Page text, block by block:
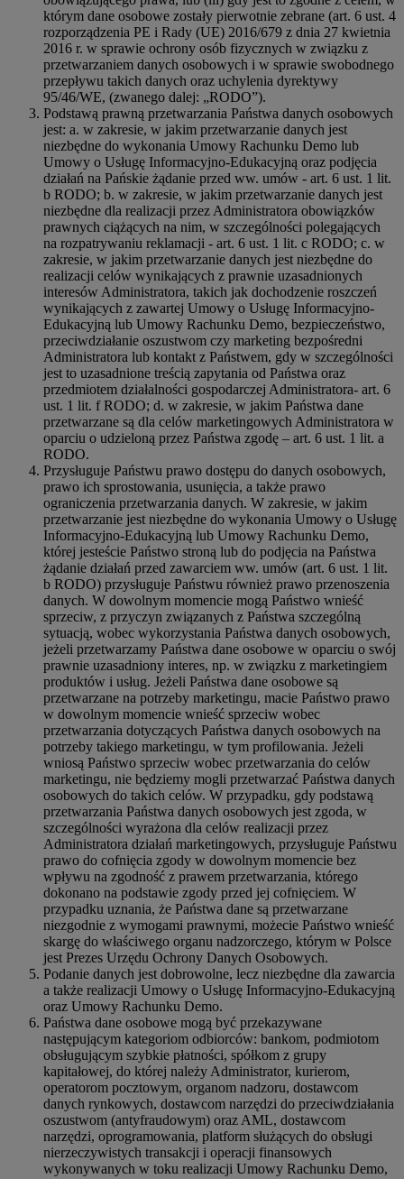
którym dane osobowe zostały pierwotnie zebrane (art. 6 ust. 4
rozporządzenia PE i Rady (UE) 2016/679 z dnia 27 kwietnia
2016 r. w sprawie ochrony osób fizycznych w związku z
przetwarzaniem danych osobowych i w sprawie swobodnego
przepływu takich danych oraz uchylenia dyrektywy
95/46/WE, (zwanego dalej: „RODO”).
Podstawą prawną przetwarzania Państwa danych osobowych
jest: a. w zakresie, w jakim przetwarzanie danych jest
niezbędne do wykonania Umowy Rachunku Demo lub
Umowy o Usługę Informacyjno-Edukacyjną oraz podjęcia
działań na Pańskie żądanie przed ww. umów - art. 6 ust. 1 lit.
b RODO; b. w zakresie, w jakim przetwarzanie danych jest
niezbędne dla realizacji przez Administratora obowiązków
prawnych ciążących na nim, w szczególności polegających
na rozpatrywaniu reklamacji - art. 6 ust. 1 lit. c RODO; c. w
zakresie, w jakim przetwarzanie danych jest niezbędne do
realizacji celów wynikających z prawnie uzasadnionych
interesów Administratora, takich jak dochodzenie roszczeń
wynikających z zawartej Umowy o Usługę Informacyjno-
Edukacyjną lub Umowy Rachunku Demo, bezpieczeństwo,
przeciwdziałanie oszustwom czy marketing bezpośredni
Administratora lub kontakt z Państwem, gdy w szczególności
jest to uzasadnione treścią zapytania od Państwa oraz
przedmiotem działalności gospodarczej Administratora- art. 6
ust. 1 lit. f RODO; d. w zakresie, w jakim Państwa dane
przetwarzane są dla celów marketingowych Administratora w
oparciu o udzieloną przez Państwa zgodę – art. 6 ust. 1 lit. a
RODO.
Przysługuje Państwu prawo dostępu do danych osobowych,
prawo ich sprostowania, usunięcia, a także prawo
ograniczenia przetwarzania danych. W zakresie, w jakim
przetwarzanie jest niezbędne do wykonania Umowy o Usługę
Informacyjno-Edukacyjną lub Umowy Rachunku Demo,
której jesteście Państwo stroną lub do podjęcia na Państwa
żądanie działań przed zawarciem ww. umów (art. 6 ust. 1 lit.
b RODO) przysługuje Państwu również prawo przenoszenia
danych. W dowolnym momencie mogą Państwo wnieść
sprzeciw, z przyczyn związanych z Państwa szczególną
sytuacją, wobec wykorzystania Państwa danych osobowych,
jeżeli przetwarzamy Państwa dane osobowe w oparciu o swój
prawnie uzasadniony interes, np. w związku z marketingiem
produktów i usług. Jeżeli Państwa dane osobowe są
przetwarzane na potrzeby marketingu, macie Państwo prawo
w dowolnym momencie wnieść sprzeciw wobec
przetwarzania dotyczących Państwa danych osobowych na
potrzeby takiego marketingu, w tym profilowania. Jeżeli
wniosą Państwo sprzeciw wobec przetwarzania do celów
marketingu, nie będziemy mogli przetwarzać Państwa danych
osobowych do takich celów. W przypadku, gdy podstawą
przetwarzania Państwa danych osobowych jest zgoda, w
szczególności wyrażona dla celów realizacji przez
Administratora działań marketingowych, przysługuje Państwu
prawo do cofnięcia zgody w dowolnym momencie bez
wpływu na zgodność z prawem przetwarzania, którego
dokonano na podstawie zgody przed jej cofnięciem. W
przypadku uznania, że Państwa dane są przetwarzane
niezgodnie z wymogami prawnymi, możecie Państwo wnieść
skargę do właściwego organu nadzorczego, którym w Polsce
jest Prezes Urzędu Ochrony Danych Osobowych.
Podanie danych jest dobrowolne, lecz niezbędne dla zawarcia
a także realizacji Umowy o Usługę Informacyjno-Edukacyjną
oraz Umowy Rachunku Demo.
Państwa dane osobowe mogą być przekazywane
następującym kategoriom odbiorców: bankom, podmiotom
obsługującym szybkie płatności, spółkom z grupy
kapitałowej, do której należy Administrator, kurierom,
operatorom pocztowym, organom nadzoru, dostawcom
danych rynkowych, dostawcom narzędzi do przeciwdziałania
oszustwom (antyfraudowym) oraz AML, dostawcom
narzędzi, oprogramowania, platform służących do obsługi
nierzeczywistych transakcji i operacji finansowych
wykonywanych w toku realizacji Umowy Rachunku Demo,